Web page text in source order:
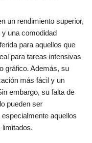
un rendimiento superior,
una comodidad
para aquellos que
para tareas intensivas
gráfico. Además, su
más fácil y un
embargo, su falta de
pueden ser
aquellos